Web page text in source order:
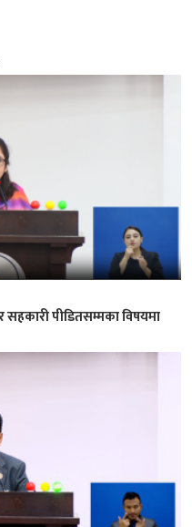
सहकारी पीडितसम्मका विषयमा